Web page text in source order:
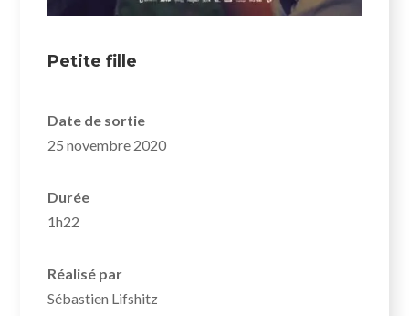
Petite fille
Date de sortie
25 novembre 2020
Durée
1h22
Réalisé par
Sébastien Lifshitz